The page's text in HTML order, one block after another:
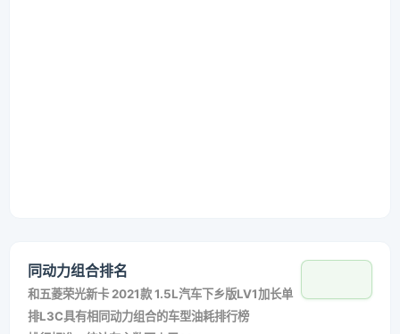
同动力组合排名
和五菱荣光新卡 2021款 1.5L汽车下乡版LV1加长单
排L3C具有相同动力组合的车型油耗排行榜